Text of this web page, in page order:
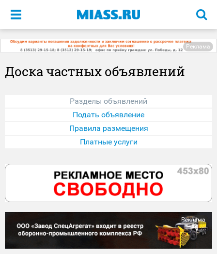
Меню
Реклама
Доска частных объявлений
Разделы объявлений
Подать объявление
Правила размещения
Платные услуги
Реклама